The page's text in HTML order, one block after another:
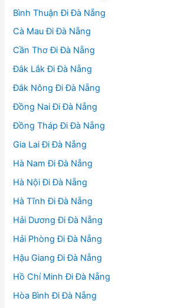
Bình Thuận Đi Đà Nẵng
Cà Mau Đi Đà Nẵng
Cần Thơ Đi Đà Nẵng
Đắk Lắk Đi Đà Nẵng
Đắk Nông Đi Đà Nẵng
Đồng Nai Đi Đà Nẵng
Đồng Tháp Đi Đà Nẵng
Gia Lai Đi Đà Nẵng
Hà Nam Đi Đà Nẵng
Hà Nội Đi Đà Nẵng
Hà Tĩnh Đi Đà Nẵng
Hải Dương Đi Đà Nẵng
Hải Phòng Đi Đà Nẵng
Hậu Giang Đi Đà Nẵng
Hồ Chí Minh Đi Đà Nẵng
Hòa Bình Đi Đà Nẵng